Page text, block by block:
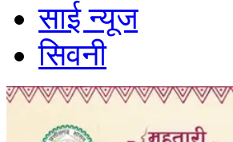
साई न्यूज
सिवनी